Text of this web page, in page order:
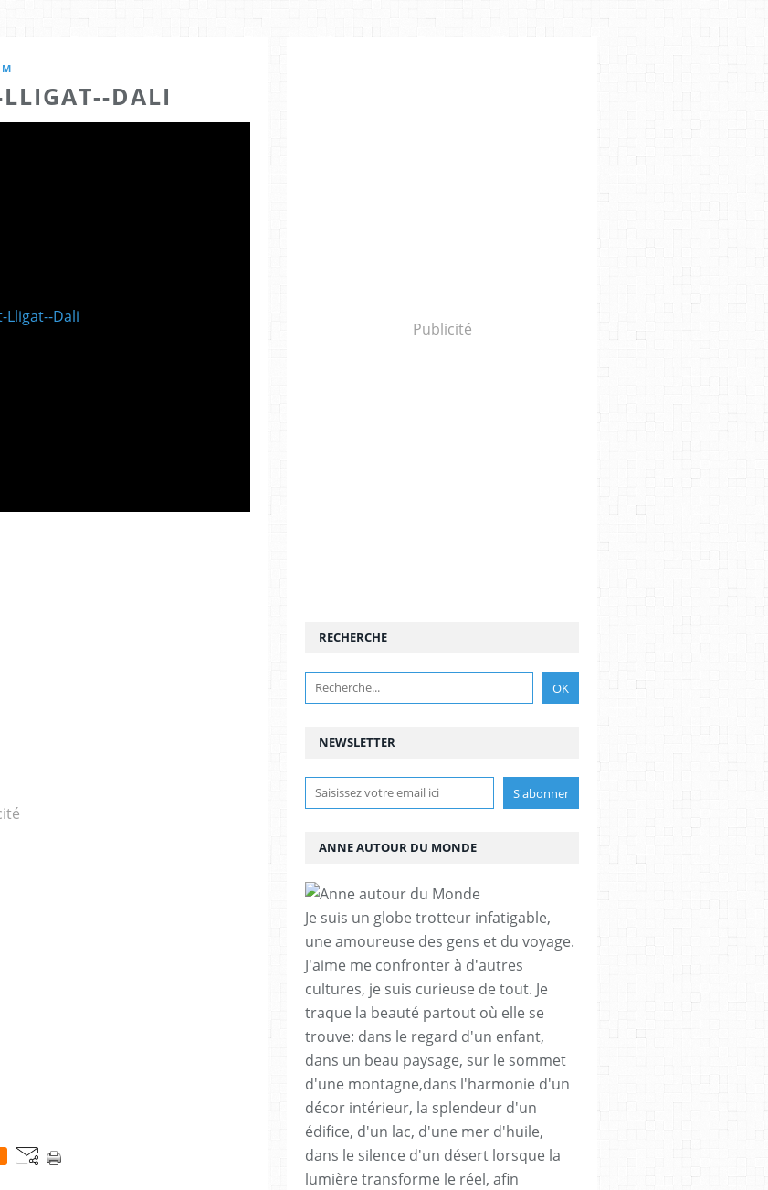
DALI
Publicité
NEWSLETTER
RECHERCHE
ANNE AUTOUR DU MONDE
Je suis un globe trotteur infatigable,
une amoureuse des gens et du voyage.
J'aime me confronter à d'autres
cultures, je suis curieuse de tout. Je
traque la beauté partout où elle se
trouve: dans le regard d'un enfant,
dans un beau paysage, sur le sommet
d'une montagne,dans l'harmonie d'un
décor intérieur, la splendeur d'un
édifice, d'un lac, d'une mer d'huile,
dans le silence d'un désert lorsque la
lumière transforme le réel, afin